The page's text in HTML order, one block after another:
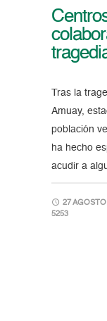
Tras la
Amuay,
población
ha hecho
acudir a
27
5253